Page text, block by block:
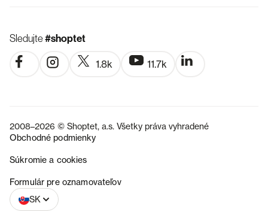
Sledujte#shoptet
1.8k 11.7k
2008–2026 © Shoptet, a.s. Všetky práva vyhradené
Obchodné podmienky
Súkromie a cookies
Formulár pre oznamovateľov
SK